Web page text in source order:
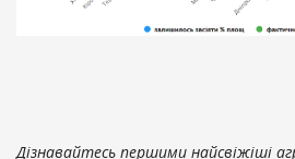
Дізнавайтесь першими найсвіжіші